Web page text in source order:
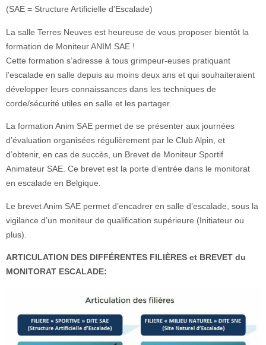
(SAE = Structure Artificielle d’Escalade)
La salle Terres Neuves est heureuse de vous proposer bientôt la
formation de Moniteur ANIM SAE !
Cette formation s’adresse à tous grimpeur-euses pratiquant
l’escalade en salle depuis au moins deux ans et qui souhaiteraient
développer leurs connaissances dans les techniques de
corde/sécurité utiles en salle et les partager.
La formation Anim SAE permet de se présenter aux journées
d’évaluation organisées régulièrement par le Club Alpin, et
d’obtenir, en cas de succès, un Brevet de Moniteur Sportif
Animateur SAE. Ce brevet est la porte d’entrée dans le monitorat
en escalade en Belgique.
Le brevet Anim SAE permet d’encadrer en salle d’escalade, sous la
vigilance d’un moniteur de qualification supérieure (Initiateur ou
plus).
ARTICULATION DES DIFFÉRENTES FILIÈRES et BREVET du
MONITORAT ESCALADE: